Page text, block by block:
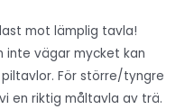
mot lämplig tavla!
inte vägar mycket kan
För större/tyngre
en riktig måltavla av trä.